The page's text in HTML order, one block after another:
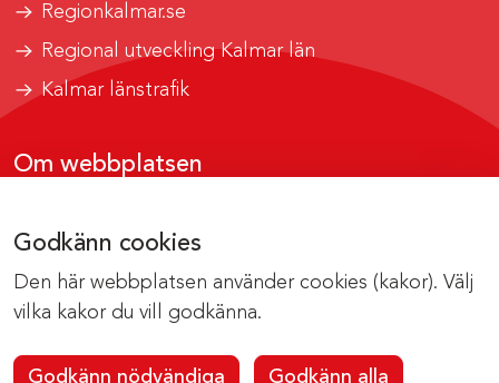
Godkänn cookies
Den här webbplatsen använder cookies (kakor). Välj
vilka kakor du vill godkänna.
Godkänn nödvändiga Godkänn alla
Regionkalmar.se
Regional utveckling Kalmar län
Kalmar länstrafik
Om webbplatsen
Om cookies
Kontakta webbredaktionen